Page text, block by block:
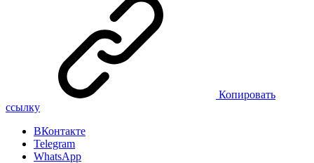
Копировать
ссылку
ВКонтакте
Telegram
WhatsApp